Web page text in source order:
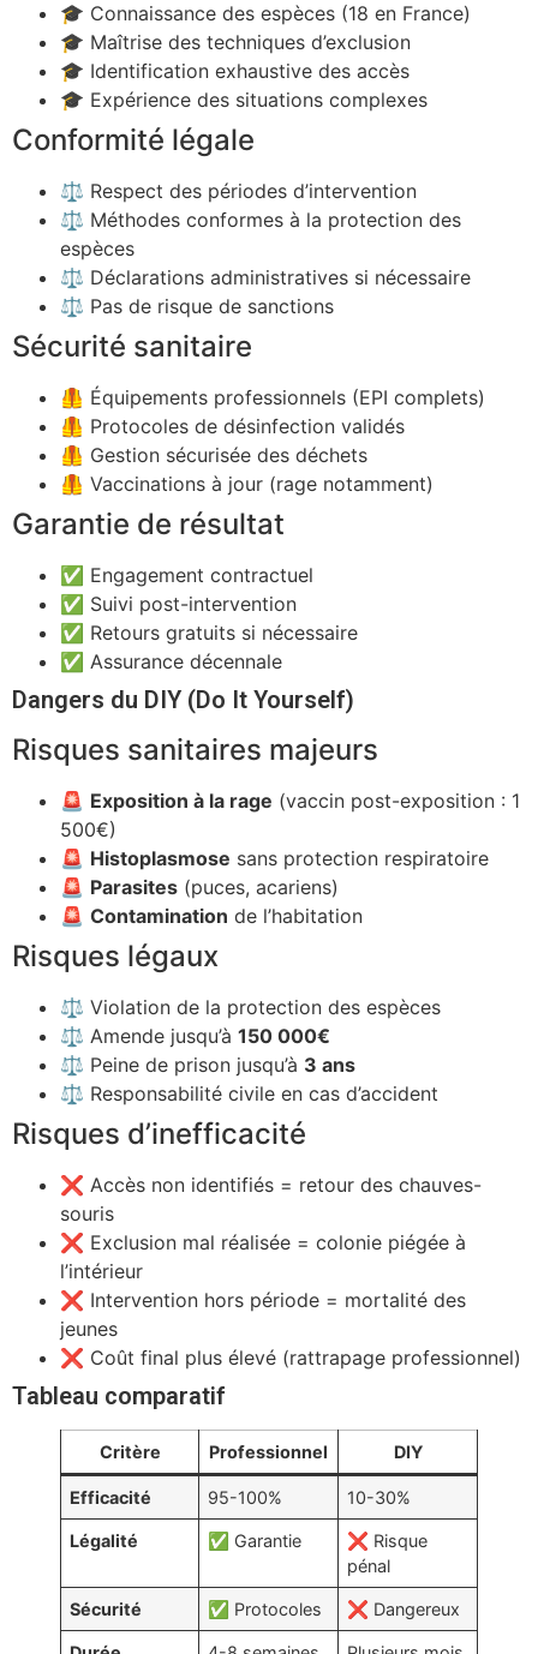
🎓 Connaissance des espèces (18 en France)
🎓 Maîtrise des techniques d’exclusion
🎓 Identification exhaustive des accès
🎓 Expérience des situations complexes
Conformité légale
⚖️ Respect des périodes d’intervention
⚖️ Méthodes conformes à la protection des
espèces
⚖️ Déclarations administratives si nécessaire
⚖️ Pas de risque de sanctions
Sécurité sanitaire
🦺 Équipements professionnels (EPI complets)
🦺 Protocoles de désinfection validés
🦺 Gestion sécurisée des déchets
🦺 Vaccinations à jour (rage notamment)
Garantie de résultat
✅ Engagement contractuel
✅ Suivi post-intervention
✅ Retours gratuits si nécessaire
✅ Assurance décennale
Dangers du DIY (Do It Yourself)
Risques sanitaires majeurs
🚨 Exposition à la rage (vaccin post-exposition : 1
500€)
🚨 Histoplasmose sans protection respiratoire
🚨 Parasites (puces, acariens)
🚨 Contamination de l’habitation
Risques légaux
⚖️ Violation de la protection des espèces
⚖️ Amende jusqu’à 150 000€
⚖️ Peine de prison jusqu’à 3 ans
⚖️ Responsabilité civile en cas d’accident
Risques d’inefficacité
❌ Accès non identifiés = retour des chauves-
souris
❌ Exclusion mal réalisée = colonie piégée à
l’intérieur
❌ Intervention hors période = mortalité des
jeunes
❌ Coût final plus élevé (rattrapage professionnel)
Tableau comparatif
Critère Professionnel DIY
Efficacité 95-100% 10-30%
Légalité ✅ Garantie
❌ Risque
pénal
Sécurité ✅ Protocoles ❌ Dangereux